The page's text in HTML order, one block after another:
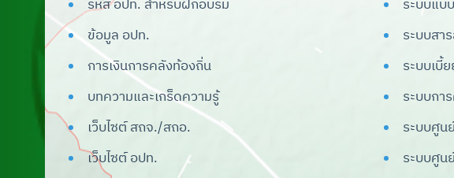
ระบบเบี้ยยังชีพ
ระบบสารสนเทศทางการศึกษาท้องถิ่น
ระบบศูนย์ข้อมูลเลือกตั้ง ผู้บริหารและ
สมาชิก อปท.
รหัส อปท. สำหรับฝึกอบรม
ข้อมูล อปท.
การเงินการคลังท้องถิ่น
บทความและเกร็ดความรู้
เว็บไซต์ สถจ./สถอ.
เว็บไซต์ อปท.
ระบบแบ
ระบบสา
ระบบเบี้
ระบบกา
ระบบศูน
ระบบศูน